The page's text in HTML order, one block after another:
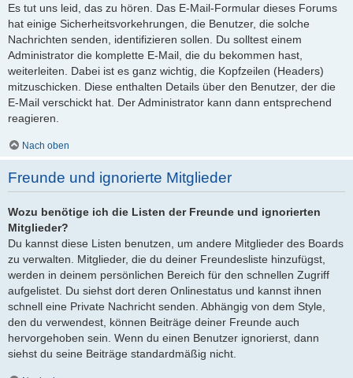
Es tut uns leid, das zu hören. Das E-Mail-Formular dieses Forums
hat einige Sicherheitsvorkehrungen, die Benutzer, die solche
Nachrichten senden, identifizieren sollen. Du solltest einem
Administrator die komplette E-Mail, die du bekommen hast,
weiterleiten. Dabei ist es ganz wichtig, die Kopfzeilen (Headers)
mitzuschicken. Diese enthalten Details über den Benutzer, der die
E-Mail verschickt hat. Der Administrator kann dann entsprechend
reagieren.
Nach oben
Freunde und ignorierte Mitglieder
Wozu benötige ich die Listen der Freunde und ignorierten
Mitglieder?
Du kannst diese Listen benutzen, um andere Mitglieder des Boards
zu verwalten. Mitglieder, die du deiner Freundesliste hinzufügst,
werden in deinem persönlichen Bereich für den schnellen Zugriff
aufgelistet. Du siehst dort deren Onlinestatus und kannst ihnen
schnell eine Private Nachricht senden. Abhängig von dem Style,
den du verwendest, können Beiträge deiner Freunde auch
hervorgehoben sein. Wenn du einen Benutzer ignorierst, dann
siehst du seine Beiträge standardmäßig nicht.